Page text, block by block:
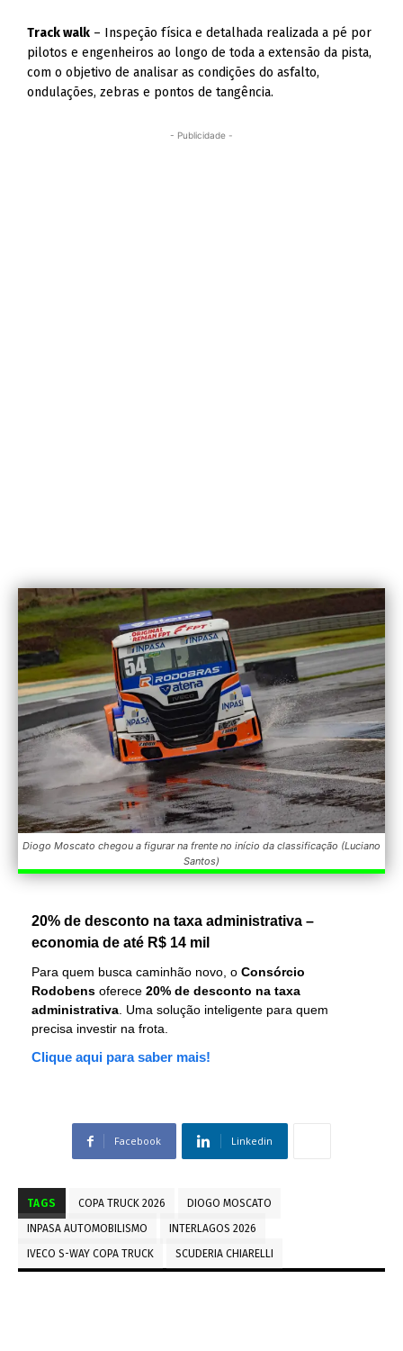
Track walk – Inspeção física e detalhada realizada a pé por
pilotos e engenheiros ao longo de toda a extensão da pista,
com o objetivo de analisar as condições do asfalto,
ondulações, zebras e pontos de tangência.
- Publicidade -
Diogo Moscato chegou a figurar na frente no início da classificação (Luciano
Santos)
20% de desconto na taxa administrativa –
economia de até R$ 14 mil
Para quem busca caminhão novo, o Consórcio
Rodobens oferece 20% de desconto na taxa
administrativa . Uma solução inteligente para quem
precisa investir na frota.
Clique aqui para saber mais!
Facebook Linkedin
TAGS COPA TRUCK 2026
DIOGO MOSCATO
INPASA AUTOMOBILISMO
INTERLAGOS 2026
IVECO S-WAY COPA TRUCK
SCUDERIA CHIARELLI